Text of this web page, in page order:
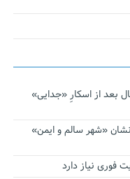
همچنان در آیینه است/ ۱۴ سال بعد از اسکارِ «جدایی»
«شهر سالم و ایمن»
نیاز دارد